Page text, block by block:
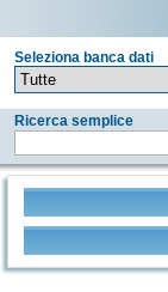
Seleziona banca dati
Ricerca semplice